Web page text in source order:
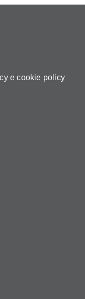
e cookie policy